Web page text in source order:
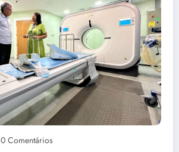
0 Comentários